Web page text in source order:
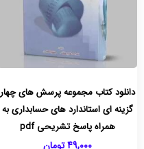
دانلود کتاب مجموعه پرسش های چهار
گزینه ای استاندارد های حسابداری به
همراه پاسخ تشریحی pdf
49,000 تومان